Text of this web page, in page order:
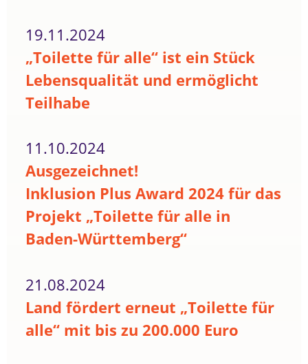
19.11.2024
„Toilette für alle“ ist ein Stück
Lebensqualität und ermöglicht
Teilhabe
11.10.2024
Ausgezeichnet!
Inklusion Plus Award 2024 für das
Projekt „Toilette für alle in
Baden-Württemberg“
21.08.2024
Land fördert erneut „Toilette für
alle“ mit bis zu 200.000 Euro